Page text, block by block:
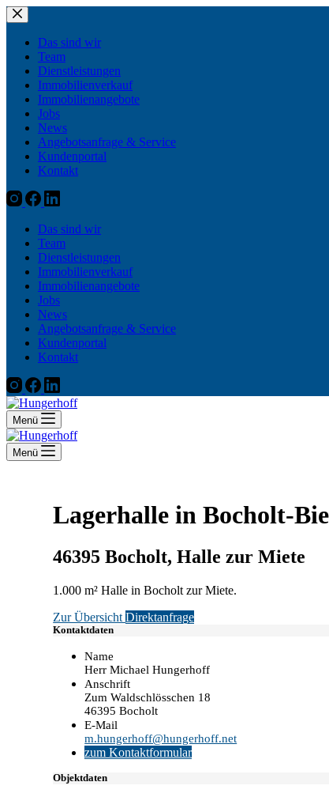
Zum
Inhalt
springenDas sind wir
Team
Dienstleistungen
Immobilienverkauf
Immobilienangebote
Jobs
News
Angebotsanfrage & Service
Kundenportal
Kontakt
Das sind wir
Team
Dienstleistungen
Immobilienverkauf
Immobilienangebote
Jobs
News
Angebotsanfrage & Service
Kundenportal
Kontakt
Menü
Menü
Lagerhalle in Bocholt-
46395 Bocholt, Halle zur Miete
1.000 m² Halle in Bocholt zur Miete.
Zur ÜbersichtDirektanfrage
Kontaktdaten
Name
Herr Michael Hungerhoff
Anschrift
Zum Waldschlösschen 18
46395 Bocholt
E-Mail
m.hungerhoff@hungerhoff.net
zum Kontaktformular
Objektdaten